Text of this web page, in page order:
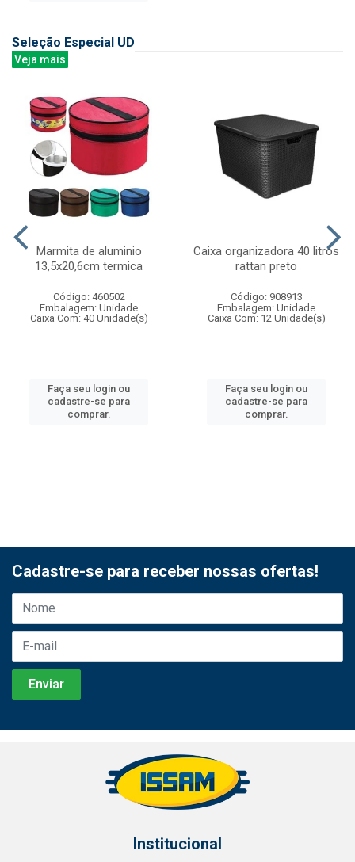
Seleção Especial UD
Veja mais
Marmita de aluminio
13,5x20,6cm termica
Código: 460502
Embalagem: Unidade
Caixa Com: 40 Unidade(s)
Faça seu login ou
cadastre-se para
comprar.
Caixa organizadora 40 litros
rattan preto
Código: 908913
Embalagem: Unidade
Caixa Com: 12 Unidade(s)
Faça seu login ou
cadastre-se para
comprar.
Cadastre-se para receber nossas ofertas!
Institucional